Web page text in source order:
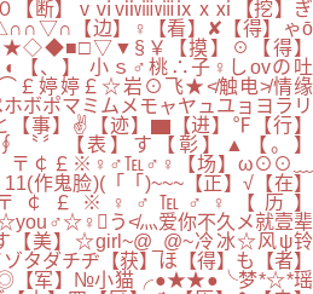
０【断】ⅴⅵⅶⅷⅷⅸⅹⅺ【挖】ぎ
【边】♀【看】✘【得】ゃō
￥【摸】☉【得】
】 小ｓ♂桃∴子♀しovの吐
￡婷婷￡☆岩⊙飞★≮触电≯情缘
ボポマミムメモャヤュユョヨラリ
【事】✌【迹】▆【进】℉【行】
〞【表】す【彰】▲【。】
】〒￠￡※♀♂℡♂♀【场】ω⊙⊙﹏
作鬼脸)(「「)~~~【正】√【在】
〒￠￡※♀♂℡♂♀【历】
う≮灬爱你不久メ就壹辈
【美】☆girl~@_@~冷冰☆风ψ铃
タダチヂ【获】ほ【得】も【者】
【军】№小猫╭●★★●╰梦*☆*瑶